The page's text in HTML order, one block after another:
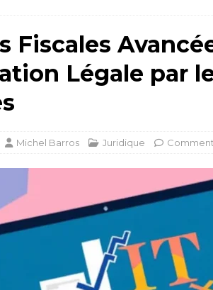
Fiscales
Légale par
Michel Barros Juridique